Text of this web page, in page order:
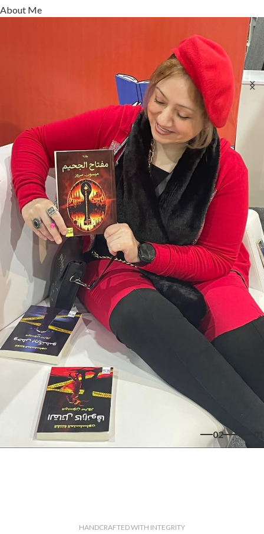
About Me
02
HANDCRAFTED WITH INTEGRITY